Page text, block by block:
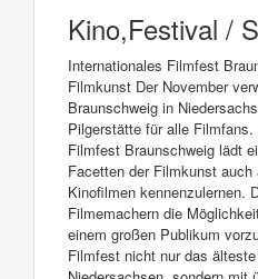
Kino,Festival /
Internationales Filmfest
Filmkunst Der November
Braunschweig in
Pilgerstätte für alle
Filmfest Braunschweig lädt
Facetten der Filmkunst
Kinofilmen kennenzulernen.
Filmemachern die
einem großen Publikum
Filmfest nicht nur das